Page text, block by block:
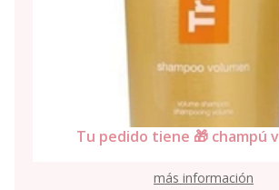
Tu pedido tiene 🎁 champú
más información